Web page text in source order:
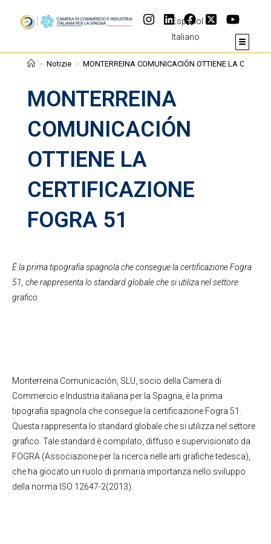
Español
Italiano
MONTERREINA
COMUNICACIÓN
OTTIENE LA
CERTIFICAZIONE
FOGRA 51
> Notizie > MONTERREINA COMUNICACIÓN OTTIENE LA
È la prima tipografia spagnola che consegue la certificazione Fogra
51, che rappresenta lo standard globale che si utiliza nel settore
grafico.
Monterreina Comunicación, SLU, socio della Camera di
Commercio e Industria italiana per la Spagna, è la prima
tipografia spagnola che consegue la certificazione Fogra 51.
Questa rappresenta lo standard globale che si utilizza nel settore
grafico. Tale standard è compilato, diffuso e supervisionato da
FOGRA (Associazione per la ricerca nelle arti grafiche tedesca),
che ha giocato un ruolo di primaria importanza nello sviluppo
della norma ISO 12647-2(2013).